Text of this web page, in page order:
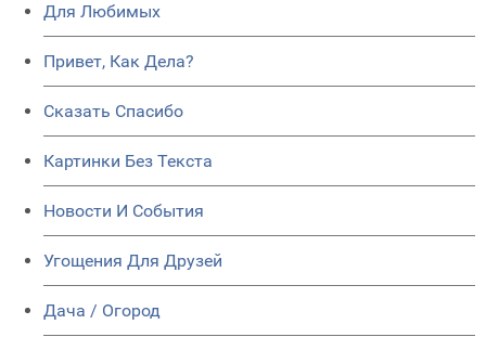
Для Любимых
Привет, Как Дела?
Сказать Спасибо
Картинки Без Текста
Новости И События
Угощения Для Друзей
Дача / Огород